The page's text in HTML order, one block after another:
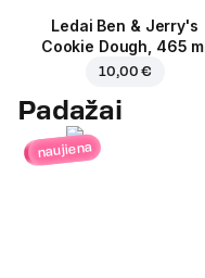
Ledai Ben & Jerry's
Cookie Dough, 465 ml
10,00 €
Padažai
naujiena